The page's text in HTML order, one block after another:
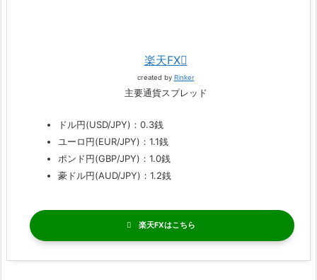
楽天FX
created by Rinker
主要通貨スプレッド
ドル円(USD/JPY)：0.3銭
ユーロ円(EUR/JPY)：1.1銭
ポンド円(GBP/JPY)：1.0銭
豪ドル円(AUD/JPY)：1.2銭
楽天FX